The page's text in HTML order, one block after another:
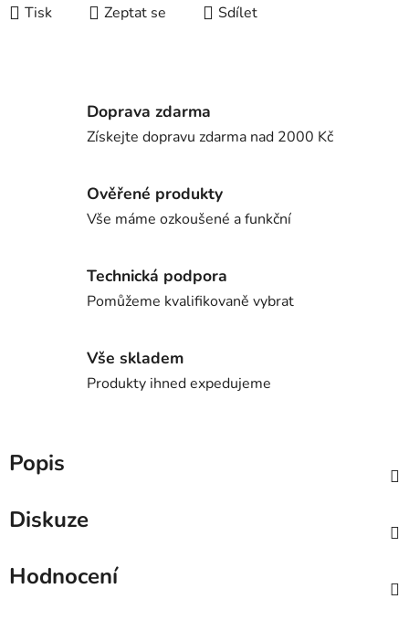
Tisk Zeptat se Sdílet
Doprava zdarma
Získejte dopravu zdarma nad 2000 Kč
Ověřené produkty
Vše máme ozkoušené a funkční
Technická podpora
Pomůžeme kvalifikovaně vybrat
Vše skladem
Produkty ihned expedujeme
Popis
Diskuze
Hodnocení